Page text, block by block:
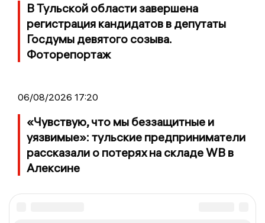
В Тульской области завершена
регистрация кандидатов в депутаты
Госдумы девятого созыва.
Фоторепортаж
06/08/2026 17:20
«Чувствую, что мы беззащитные и
уязвимые»: тульские предприниматели
рассказали о потерях на складе WB в
Алексине